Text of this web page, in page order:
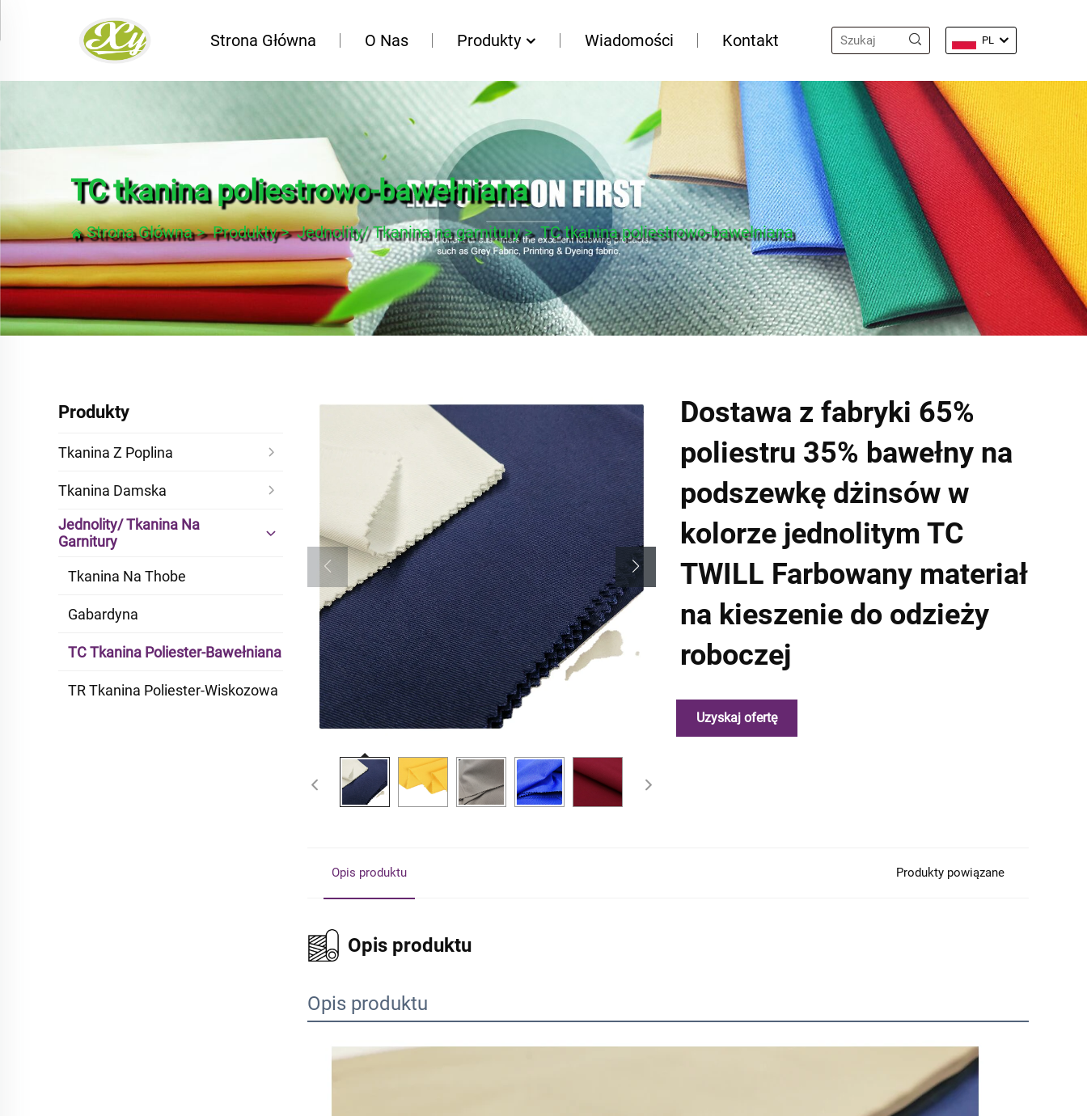
Strona Główna O Nas Produkty Wiadomości Kontakt PL
TC tkanina poliestrowo-bawełniana
Strona Główna>Produkty>Jednolity/ Tkanina na garnitury>TC tkanina poliestrowo-bawełniana
Produkty
Tkanina Z Poplina
Tkanina Damska
Jednolity/ Tkanina Na
Garnitury
Tkanina Na Thobe
Gabardyna
TC Tkanina Poliester-Bawełniana
TR Tkanina Poliester-Wiskozowa
Dostawa z fabryki 65%
poliestru 35% bawełny na
podszewkę dżinsów w
kolorze jednolitym TC
TWILL Farbowany materiał
na kieszenie do odzieży
roboczej
Uzyskaj ofertę
Opis produktu Produkty powiązane
Opis produktu
Opis produktu